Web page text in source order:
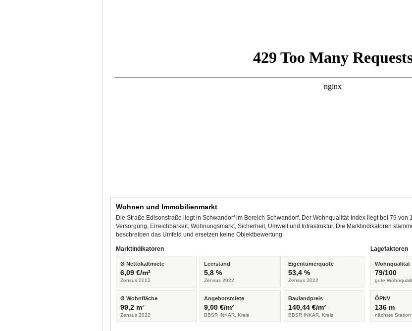
Wohnen und Immobilienmarkt
Die Straße Edisonstraße liegt in Schwandorf im Bereich Schwandorf. Der Wohnqualität-Index liegt bei 79
Versorgung, Erreichbarkeit, Wohnungsmarkt, Sicherheit, Umwelt und Infrastruktur. Die Marktindikatoren
beschreiben das Umfeld und ersetzen keine Objektbewertung.
Marktindikatoren
Ø Nettokaltmiete
6,09 €/m²
Zensus 2022
Leerstand
5,8 %
Zensus 2022
Eigentümerquote
53,4 %
Zensus 2022
Ø Wohnfläche
99,2 m²
Zensus 2022
Angebotsmiete
9,00 €/m²
BBSR INKAR, Kreis
Baulandpreis
140,44 €/m²
BBSR INKAR, Kreis
Lagefaktoren
Wohnqualität
79/100
gute
ÖPNV
136 m
nächste Station